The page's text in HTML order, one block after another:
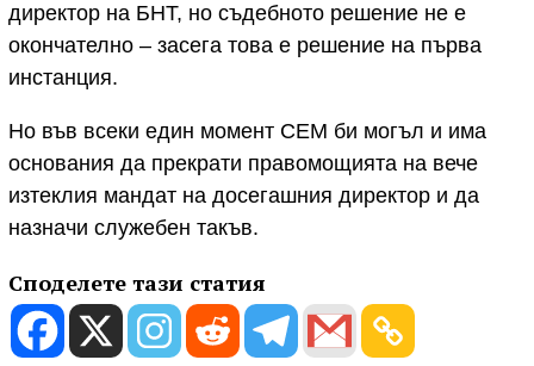
директор на БНТ, но съдебното решение не е
окончателно – засега това е решение на първа
инстанция.
Но във всеки един момент СЕМ би могъл и има
основания да прекрати правомощията на вече
изтеклия мандат на досегашния директор и да
назначи служебен такъв.
Споделете тази статия